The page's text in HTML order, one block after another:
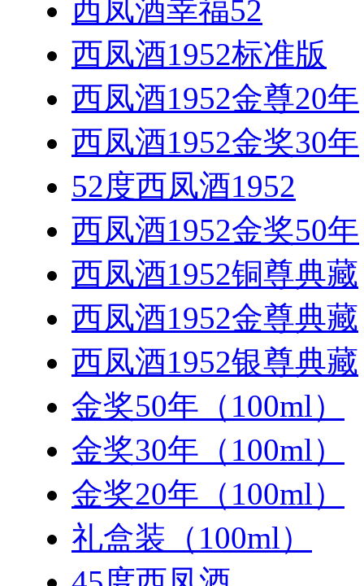
西凤酒幸福52
西凤酒1952标准版
西凤酒1952金尊20年
西凤酒1952金奖30年
52度西凤酒1952
西凤酒1952金奖50年
西凤酒1952铜尊典藏
西凤酒1952金尊典藏
西凤酒1952银尊典藏
金奖50年（100ml）
金奖30年（100ml）
金奖20年（100ml）
礼盒装（100ml）